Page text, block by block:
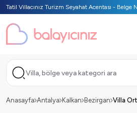
Tatil Villacınız Turizm Seyahat Acentası - Belge
Villa, bölge veya kategori ara
Anasayfa Antalya Kalkan Bezirgan Villa